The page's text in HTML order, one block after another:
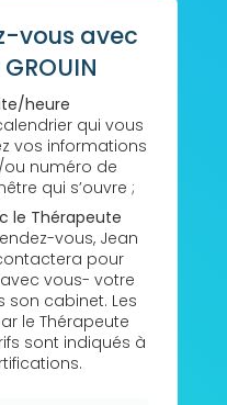
vous avec
heure
qui vous
vos informations
numéro de
qui s’ouvre ;
le Thérapeute
vous, Jean
pour
vous- votre
son cabinet. Les
le Thérapeute
sont indiqués à